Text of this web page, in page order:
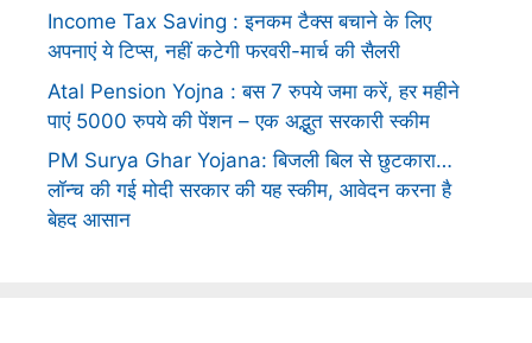
Income Tax Saving : इनकम टैक्स बचाने के लिए
अपनाएं ये टिप्स, नहीं कटेगी फरवरी-मार्च की सैलरी
Atal Pension Yojna : बस 7 रुपये जमा करें, हर महीने
पाएं 5000 रुपये की पेंशन – एक अद्भुत सरकारी स्कीम
PM Surya Ghar Yojana: बिजली बिल से छुटकारा…
लॉन्च की गई मोदी सरकार की यह स्कीम, आवेदन करना है
बेहद आसान